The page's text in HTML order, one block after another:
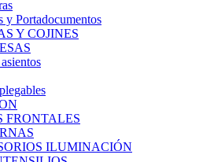
y Portadocumentos
Y COJINES
FRONTALES
ILUMINACIÓN